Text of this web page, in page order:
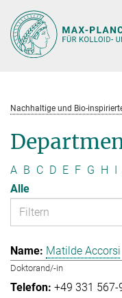
Hauptinhalt
Nachhaltige und Bio-
A B C D E F G H I
Alle
Matilde Accorsi
Doktorand/-in
+49 331 567-